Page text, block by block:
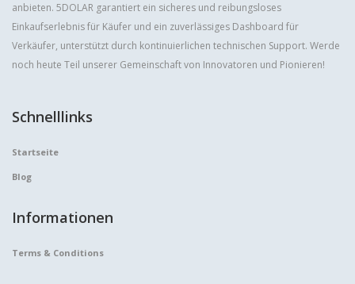
anbieten. 5DOLAR garantiert ein sicheres und reibungsloses
Einkaufserlebnis für Käufer und ein zuverlässiges Dashboard für
Verkäufer, unterstützt durch kontinuierlichen technischen Support. Werde
noch heute Teil unserer Gemeinschaft von Innovatoren und Pionieren!
Schnelllinks
Startseite
Blog
Informationen
Terms & Conditions